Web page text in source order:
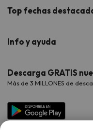
Proveedores
Viajes para grupos
Hoteles Cataluña
Hoteles Galicia
Hoteles Salou
Viajes con Niños
Viajes de Novios
Chollos con Todo Incluido
Chollos en la playa
Top fechas
Verano
Vacaciones en Agosto
Vacaciones en Octubre
Info y ayuda
Contáctanos
Preguntas frecuentes
Descarga GRATIS
Más de 3 MILLONES de